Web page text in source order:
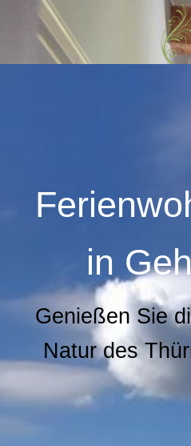
in
Genießen Sie
Natur des